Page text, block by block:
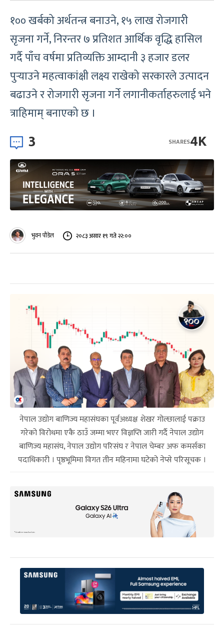
१०० खर्बको अर्थतन्त्र बनाउने, १५ लाख रोजगारी
सृजना गर्ने, निरन्तर ७ प्रतिशत आर्थिक वृद्धि हासिल
गर्दै पाँच वर्षमा प्रतिव्यक्ति आम्दानी ३ हजार डलर
पुर्‍याउने महत्वाकांक्षी लक्ष्य राखेको सरकारले उत्पादन
बढाउने र रोजगारी सृजना गर्ने लगानीकर्ताहरुलाई भने
त्राहिमाम् बनाएको छ ।
3 4K
SHARES
भुवन पौडेल २०८३ असार १९ गते २२:००
नेपाल उद्योग बाणिज्य महासंघका पूर्वअध्यक्ष शेखर गोल्छालाई पक्राउ
गरेको विरोधमा एकै ठाउँ जम्मा भएर विज्ञप्ति जारी गर्दै नेपाल उद्योग
बाणिज्य महासंघ, नेपाल उद्योग परिसंघ र नेपाल चेम्बर अफ कमर्सका
पदाधिकारी । पृष्ठभूमिमा विगत तीन महिनामा घटेको नेप्से परिसूचक ।